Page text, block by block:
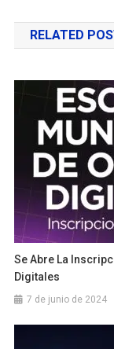
de
entradas
RELATED
Se Abre La
Digitales
7 de junio de 2024